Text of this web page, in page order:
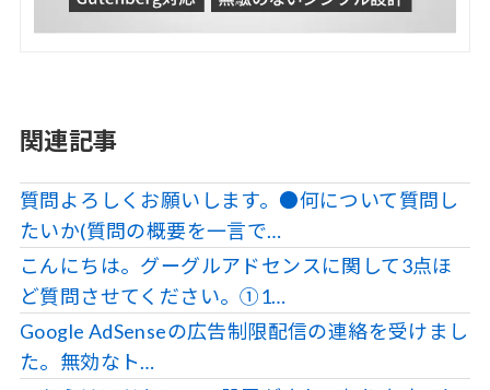
関連記事
質問よろしくお願いします。●何について質問し
たいか(質問の概要を一言で…
こんにちは。グーグルアドセンスに関して3点ほ
ど質問させてください。①1…
Google AdSenseの広告制限配信の連絡を受けまし
た。無効なト…